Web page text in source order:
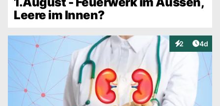
Leere im Innen?
2
Interaktionen
4d